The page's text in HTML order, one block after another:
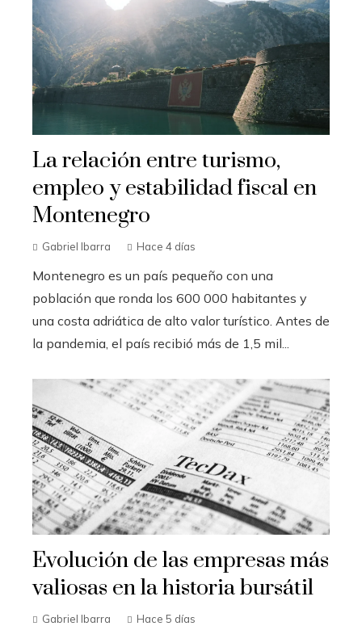
La relación entre turismo,
empleo y estabilidad fiscal en
Montenegro
Gabriel Ibarra Hace 4 días
Montenegro es un país pequeño con una
población que ronda los 600 000 habitantes y
una costa adriática de alto valor turístico. Antes de
la pandemia, el país recibió más de 1,5 mil...
Evolución de las empresas más
valiosas en la historia bursátil
Gabriel Ibarra Hace 5 días